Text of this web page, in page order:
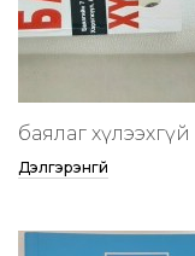
баялаг хүлээхгүй
Дэлгэрэнгүй